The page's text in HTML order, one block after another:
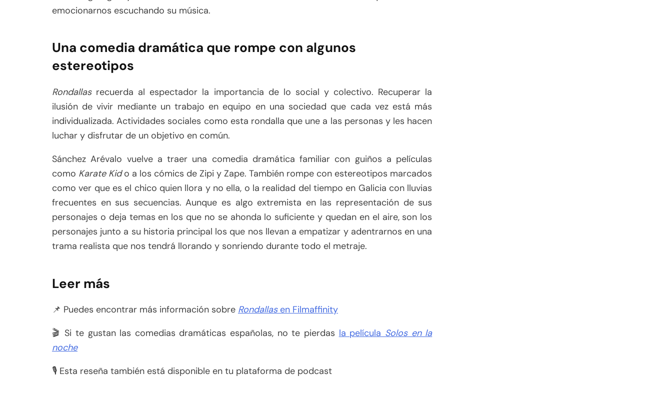
emocionarnos escuchando su música.
Una comedia dramática que rompe con algunos
estereotipos
Rondallasrecuerda al espectador la importancia de lo social y colectivo. Recuperar la
ilusión de vivir mediante un trabajo en equipo en una sociedad que cada vez está más
individualizada. Actividades sociales como esta rondalla que une a las personas y les hacen
luchar y disfrutar de un objetivo en común.
Sánchez Arévalo vuelve a traer una comedia dramática familiar con guiños a películas
como Karate Kido a los cómics de Zipi y Zape. También rompe con estereotipos marcados
como ver que es el chico quien llora y no ella, o la realidad del tiempo en Galicia con lluvias
frecuentes en sus secuencias. Aunque es algo extremista en las representación de sus
personajes o deja temas en los que no se ahonda lo suficiente y quedan en el aire, son los
personajes junto a su historia principal los que nos llevan a empatizar y adentrarnos en una
trama realista que nos tendrá llorando y sonriendo durante todo el metraje.
Leer más
📌 Puedes encontrar más información sobre Rondallasen Filmaffinity
🎬 Si te gustan las comedias dramáticas españolas, no te pierdas la película Solos en la
noche
🎙️ Esta reseña también está disponible en tu plataforma de podcast